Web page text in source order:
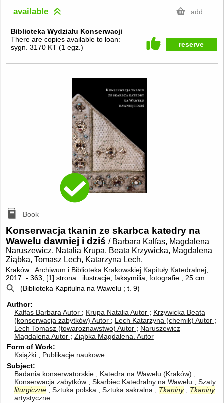
available add
Biblioteka Wydziału Konserwacji
There are copies available to loan:
sygn. 3170 KT (1 egz. ) reserve
Book
Konserwacja tkanin ze skarbca katedry na
Wawelu dawniej i dziś / Barbara Kalfas, Magdalena
Naruszewicz, Natalia Krupa, Beata Krzywicka, Magdalena
Ziąbka, Tomasz Lech, Katarzyna Lech.
Kraków : Archiwum i Biblioteka Krakowskiej Kapituły Katedralnej,
2017. - 363, [1] strona : ilustracje, faksymilia, fotografie ; 25 cm.
(Biblioteka Kapitulna na Wawelu ; t. 9)
Author
Kalfas Barbara Autor Krupa Natalia Autor
Krzywicka Beata
(konserwacja zabytków) Autor Lech Katarzyna (chemik) Autor
Lech Tomasz (towaroznawstwo) Autor
Naruszewicz
Magdalena Autor Ziąbka Magdalena. Autor
Form of Work
Książki
Publikacje naukowe
Subject
Badania konserwatorskie
Katedra na Wawelu (Kraków)
Konserwacja zabytków
Skarbiec Katedralny na Wawelu
Szaty
liturgiczne
Sztuka polska Sztuka sakralna Tkaniny
Tkaniny
artystyczne